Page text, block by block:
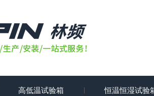
高低温试验箱 恒温恒湿试验